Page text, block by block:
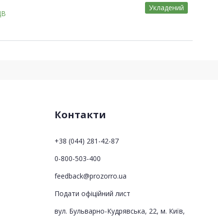
Укладений
Контакти
+38 (044) 281-42-87
0-800-503-400
feedback@prozorro.ua
Подати офіційний лист
вул. Бульварно-Кудрявська, 22, м. Київ,